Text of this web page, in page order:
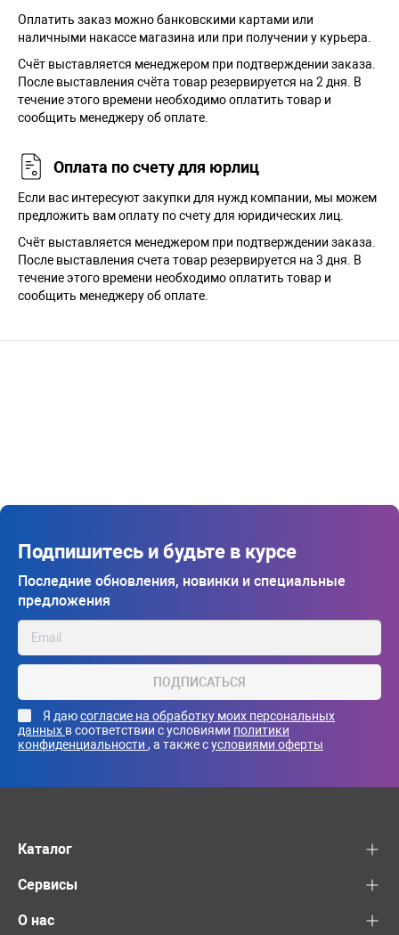
Оплатить заказ можно банковскими картами или
наличными накассе магазина или при получении у курьера.
Cчёт выставляется менеджером при подтверждении заказа.
После выставления счёта товар резервируется на 2 дня. В
течение этого времени необходимо оплатить товар и
сообщить менеджеру об оплате.
Оплата по счету для юрлиц
Если вас интересуют закупки для нужд компании, мы можем
предложить вам оплату по счету для юридических лиц.
Счёт выставляется менеджером при подтверждении заказа.
После выставления счета товар резервируется на 3 дня. В
течение этого времени необходимо оплатить товар и
сообщить менеджеру об оплате.
Подпишитесь и будьте в курсе
Последние обновления, новинки и специальные
предложения
ПОДПИСАТЬСЯ
Я даюсогласие на обработку моих персональных
данных в соответствии с условиями политики
конфиденциальности , а также сусловиями оферты
Каталог
Сервисы
О нас